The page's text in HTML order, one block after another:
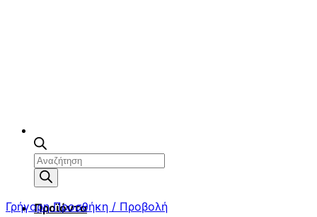
Αναζήτηση
προϊόντων
Προϊόντα
Γρήγορη Προσθήκη / Προβολή